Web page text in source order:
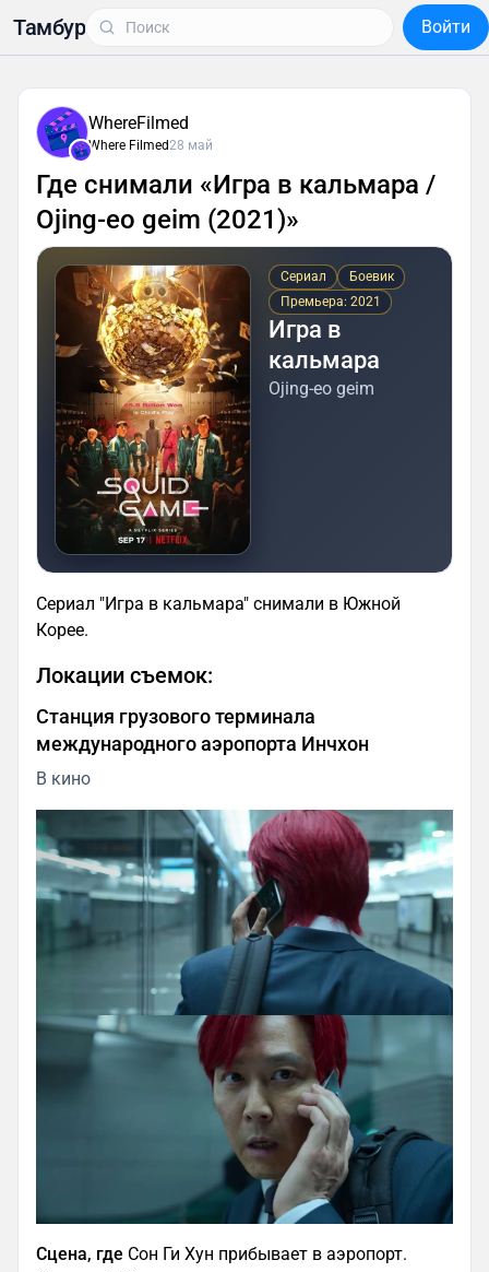
Тамбур Войти
WhereFilmed
Where Filmed28 май
Где снимали «Игра в кальмара /
Ojing-eo geim (2021)»
Сериал
Боевик
Премьера: 2021
Игра в
кальмара
Ojing-eo geim
Сериал "Игра в кальмара" снимали в Южной
Корее.
Локации съемок:
Станция грузового терминала
международного аэропорта Инчхон
В кино
Сцена, где Сон Ги Хун прибывает в аэропорт.